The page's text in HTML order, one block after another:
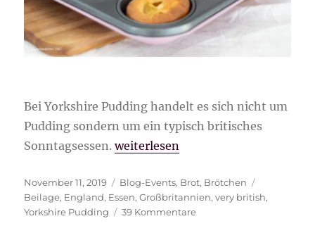
Bei Yorkshire Pudding handelt es sich nicht um
Pudding sondern um ein typisch britisches
Sonntagsessen.„Yorkshire Pudding“
weiterlesen
Veröffentlicht
am
November 11, 2019 Kategorien
Blog-Events, Brot, Brötchen
Beilage, England, Essen,Großbritannien,very british,
Yorkshire Pudding
39 Kommentarezu